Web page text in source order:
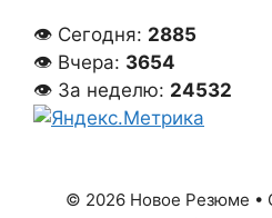
👁 Сегодня: 2885
👁 Вчера: 3654
👁 За неделю: 24532
© 2026 Новое Резюме •